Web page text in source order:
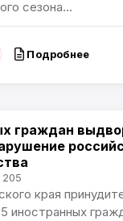
сезона...
Подробнее
края
граждан
края
иностранных